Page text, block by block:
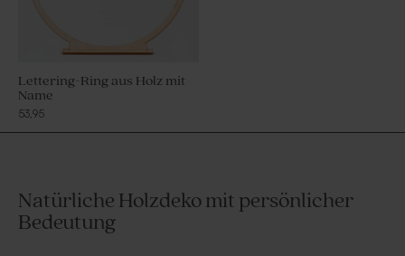
Lettering-Ring aus Holz mit
Name
53,95
Natürliche Holzdeko mit persönlicher
Bedeutung